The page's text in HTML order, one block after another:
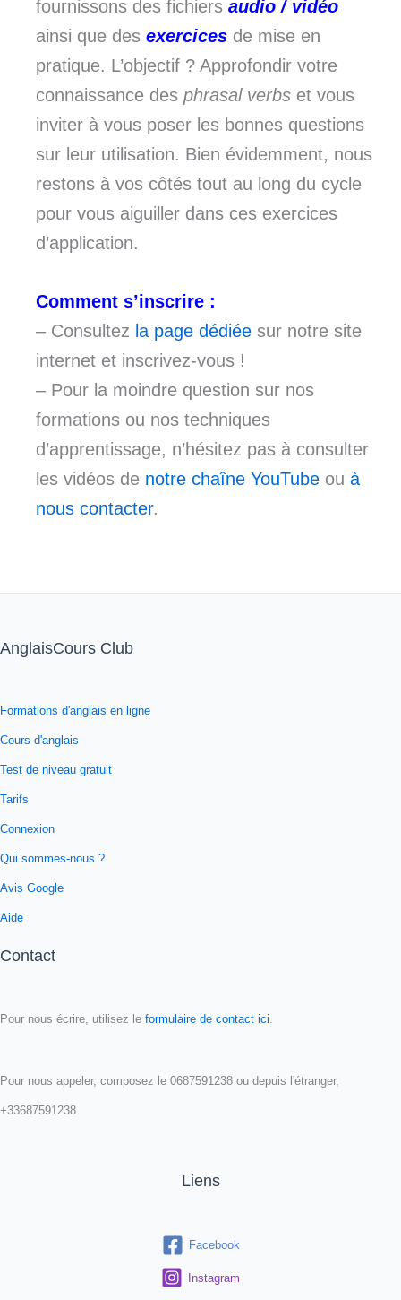
fournissons des fichiers audio / vidéo
ainsi que des exercices de mise en
pratique. L’objectif ? Approfondir votre
connaissance des phrasal verbs et vous
inviter à vous poser les bonnes questions
sur leur utilisation. Bien évidemment, nous
restons à vos côtés tout au long du cycle
pour vous aiguiller dans ces exercices
d’application.
Comment s’inscrire :
– Consultez la page dédiée sur notre site
internet et inscrivez-vous !
– Pour la moindre question sur nos
formations ou nos techniques
d’apprentissage, n’hésitez pas à consulter
les vidéos de notre chaîne YouTube ou à
nous contacter.
AnglaisCours Club
Formations d'anglais en ligne
Cours d'anglais
Test de niveau gratuit
Tarifs
Connexion
Qui sommes-nous ?
Avis Google
Aide
Contact
Pour nous écrire, utilisez le formulaire de contact ici
Pour nous appeler, composez le 0687591238 ou depuis l'étranger,
+33687591238
Liens
Facebook
Instagram